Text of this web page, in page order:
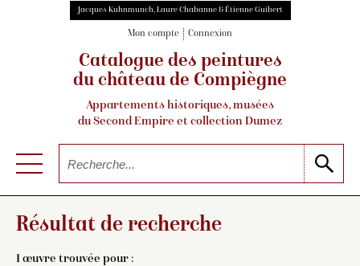
Jacques Kuhnmunch, Laure Chabanne & Étienne Guibert
Mon compte Connexion
Catalogue des peintures
du château de Compiègne
Appartements historiques, musées
du Second Empire et collection Dumez
Résultat de recherche
1 œuvre trouvée pour :